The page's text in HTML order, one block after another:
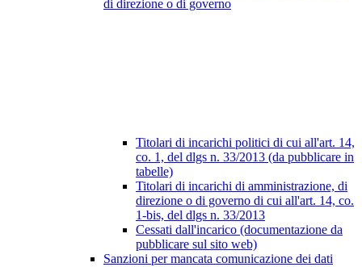
di direzione o di governo
Titolari di incarichi politici di cui all'art. 14,
co. 1, del dlgs n. 33/2013 (da pubblicare in
tabelle)
Titolari di incarichi di amministrazione, di
direzione o di governo di cui all'art. 14, co.
1-bis, del dlgs n. 33/2013
Cessati dall'incarico (documentazione da
pubblicare sul sito web)
Sanzioni per mancata comunicazione dei dati